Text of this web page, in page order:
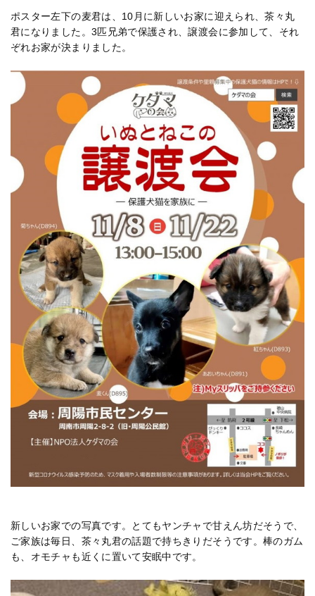
ポスター左下の麦君は、10月に新しいお家に迎えられ、茶々丸
君になりました。3匹兄弟で保護され、譲渡会に参加して、それ
ぞれお家が決まりました。
新しいお家での写真です。とてもヤンチャで甘えん坊だそうで、
ご家族は毎日、茶々丸君の話題で持ちきりだそうです。棒のガム
も、オモチャも近くに置いて安眠中です。